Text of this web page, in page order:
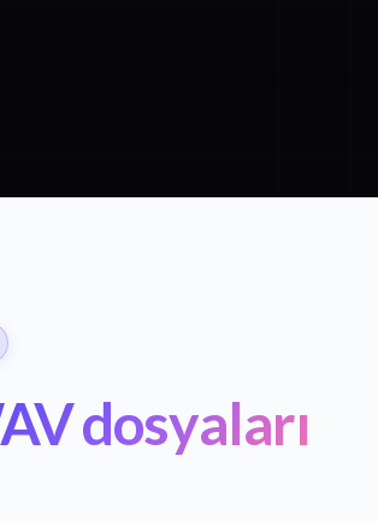
dosyaları